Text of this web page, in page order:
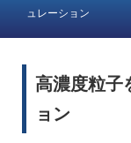
ュレーション
高濃度粒子
ョン